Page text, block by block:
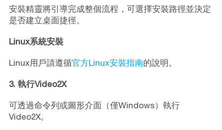
安裝精靈將引導完成整個流程，可選擇安裝路徑並決定
是否建立桌面捷徑。
Linux系統安裝
Linux用戶請遵循官方Linux安裝指南的說明。
3. 執行Video2X
可透過命令列或圖形介面（僅Windows）執行
Video2X。